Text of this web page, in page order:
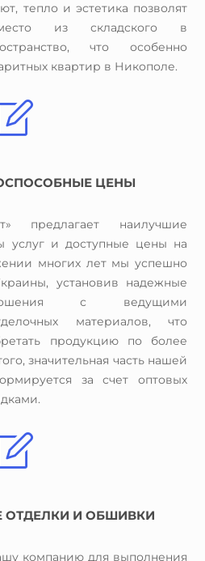
тепло и эстетика позволят
из складского в
что особенно
квартир в Никополе.
ЦЕНЫ
предлагает наилучшие
услуг и доступные цены на
многих лет мы успешно
установив надежные
с ведущими
материалов, что
продукцию по более
значительная часть нашей
за счет оптовых
ОТДЕЛКИ И ОБШИВКИ
компанию для выполнения